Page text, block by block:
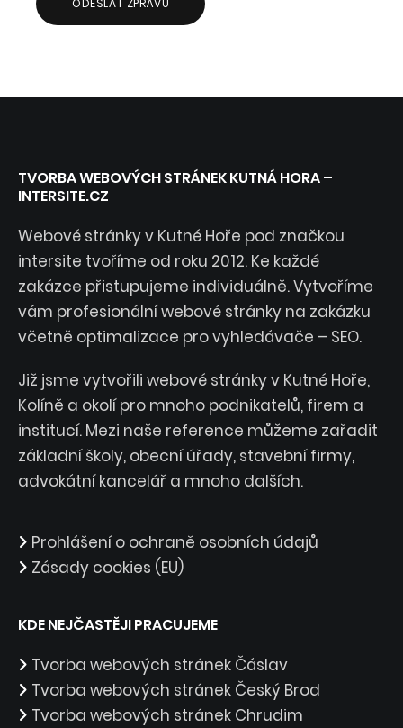
TVORBA WEBOVÝCH STRÁNEK KUTNÁ HORA –
INTERSITE.CZ
Webové stránky v Kutné Hoře pod značkou
intersite tvoříme od roku 2012. Ke každé
zakázce přistupujeme individuálně. Vytvoříme
vám profesionální webové stránky na zakázku
včetně optimalizace pro vyhledávače – SEO.
Již jsme vytvořili webové stránky v Kutné Hoře,
Kolíně a okolí pro mnoho podnikatelů, firem a
institucí. Mezi naše reference můžeme zařadit
základní školy, obecní úřady, stavební firmy,
advokátní kancelář a mnoho dalších.
Prohlášení o ochraně osobních údajů
Zásady cookies (EU)
KDE NEJČASTĚJI PRACUJEME
Tvorba webových stránek Čáslav
Tvorba webových stránek Český Brod
Tvorba webových stránek Chrudim